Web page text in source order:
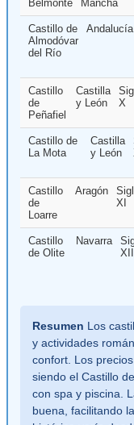
Belmonte
Mancha
Castillo de
Almodóvar
del Río
Andalucía
Castillo
de
Peñafiel
Castilla
y León
X
Castillo de
La Mota
Castilla
y León
Castillo
de
Loarre
Aragón
XI
Castillo
de Olite
Navarra
XIII
Resumen Los
y actividades
confort. Los
siendo el Castillo
con spa y piscina.
buena, facilitando